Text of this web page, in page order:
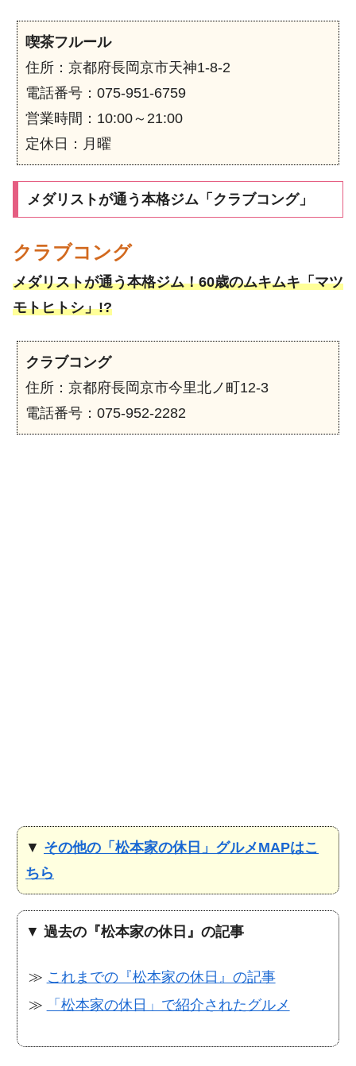
喫茶フルール
住所：京都府長岡京市天神1-8-2
電話番号：075-951-6759
営業時間：10:00～21:00
定休日：月曜
メダリストが通う本格ジム「クラブコング」
クラブコング
メダリストが通う本格ジム！60歳のムキムキ「マツ
モトヒトシ」!?
クラブコング
住所：京都府長岡京市今里北ノ町12-3
電話番号：075-952-2282
▼ その他の「松本家の休日」グルメMAPはこ
ちら
▼ 過去の『松本家の休日』の記事
≫ これまでの『松本家の休日』の記事
≫
「松本家の休日」で紹介されたグルメ